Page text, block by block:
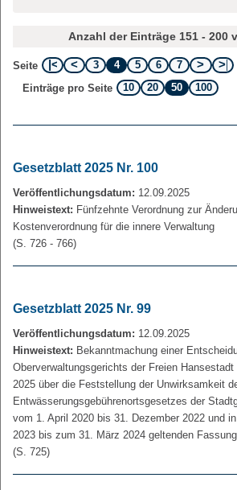
Anzahl der Einträge 151 - 200
Seite 3 4 5 6
7
Einträge pro Seite
10 20 50 100
Gesetzblatt 2025 Nr. 100
Veröffentlichungsdatum: 12.09.2025
Hinweistext: Fünfzehnte Verordnung zur
Kostenverordnung für die innere Verwaltung
(S. 726 - 766)
Gesetzblatt 2025 Nr. 99
Veröffentlichungsdatum: 12.09.2025
Hinweistext: Bekanntmachung einer
Oberverwaltungsgerichts der Freien
2025 über die Feststellung der Unwirksamkeit
Entwässerungsgebührenortsgesetzes der
vom 1. April 2020 bis 31. Dezember 2022 und
2023 bis zum 31. März 2024 geltenden Fassung
(S. 725)